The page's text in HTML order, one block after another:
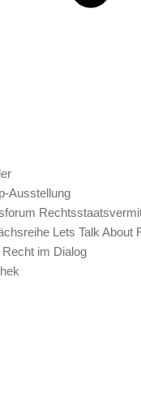
Ausstellung
Lets Talk About
im Dialog